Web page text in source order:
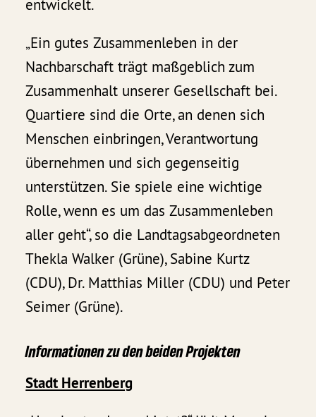
entwickelt.
„Ein gutes Zusammenleben in der
Nachbarschaft trägt maßgeblich zum
Zusammenhalt unserer Gesellschaft bei.
Quartiere sind die Orte, an denen sich
Menschen einbringen, Verantwortung
übernehmen und sich gegenseitig
unterstützen. Sie spiele eine wichtige
Rolle, wenn es um das Zusammenleben
aller geht“, so die Landtagsabgeordneten
Thekla Walker (Grüne), Sabine Kurtz
(CDU), Dr. Matthias Miller (CDU) und Peter
Seimer (Grüne).
Informationen zu den beiden Projekten
Stadt Herrenberg